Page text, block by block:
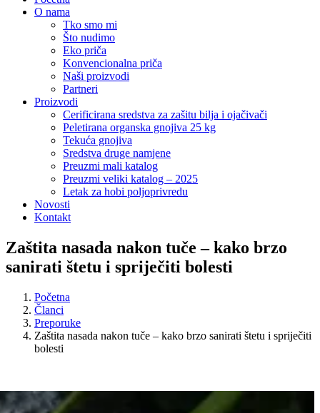
O nama
Tko smo mi
Što nudimo
Eko priča
Konvencionalna priča
Naši proizvodi
Partneri
Proizvodi
Cerificirana sredstva za zašitu bilja i ojačivači
Peletirana organska gnojiva 25 kg
Tekuća gnojiva
Sredstva druge namjene
Preuzmi mali katalog
Preuzmi veliki katalog – 2025
Letak za hobi poljoprivredu
Novosti
Kontakt
Zaštita nasada nakon tuče – kako brzo
sanirati štetu i spriječiti bolesti
Početna
Članci
Preporuke
Zaštita nasada nakon tuče – kako brzo sanirati štetu i spriječiti
bolesti